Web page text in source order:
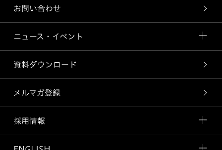
お問い合わせ
ニュース・イベント
資料ダウンロード
メルマガ登録
採用情報